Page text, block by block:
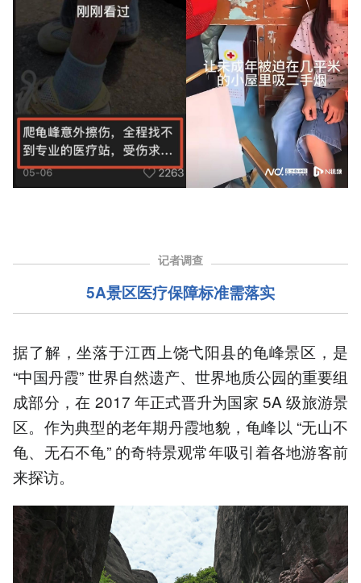
记者调查
5A景区医疗保障标准需落实
据了解，坐落于江西上饶弋阳县的龟峰景区，是
“中国丹霞” 世界自然遗产、世界地质公园的重要组
成部分，在 2017 年正式晋升为国家 5A 级旅游景
区。作为典型的老年期丹霞地貌，龟峰以 “无山不
龟、无石不龟” 的奇特景观常年吸引着各地游客前
来探访。